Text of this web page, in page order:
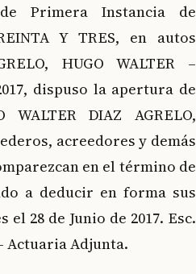
Primera Instancia de
Y TRES, en autos
HUGO WALTER –
2017, dispuso la apertura de
DIAZ AGRELO,
acreedores y demás
en el término de
a deducir en forma sus
28 de Junio de 2017. Esc.
Actuaria Adjunta.